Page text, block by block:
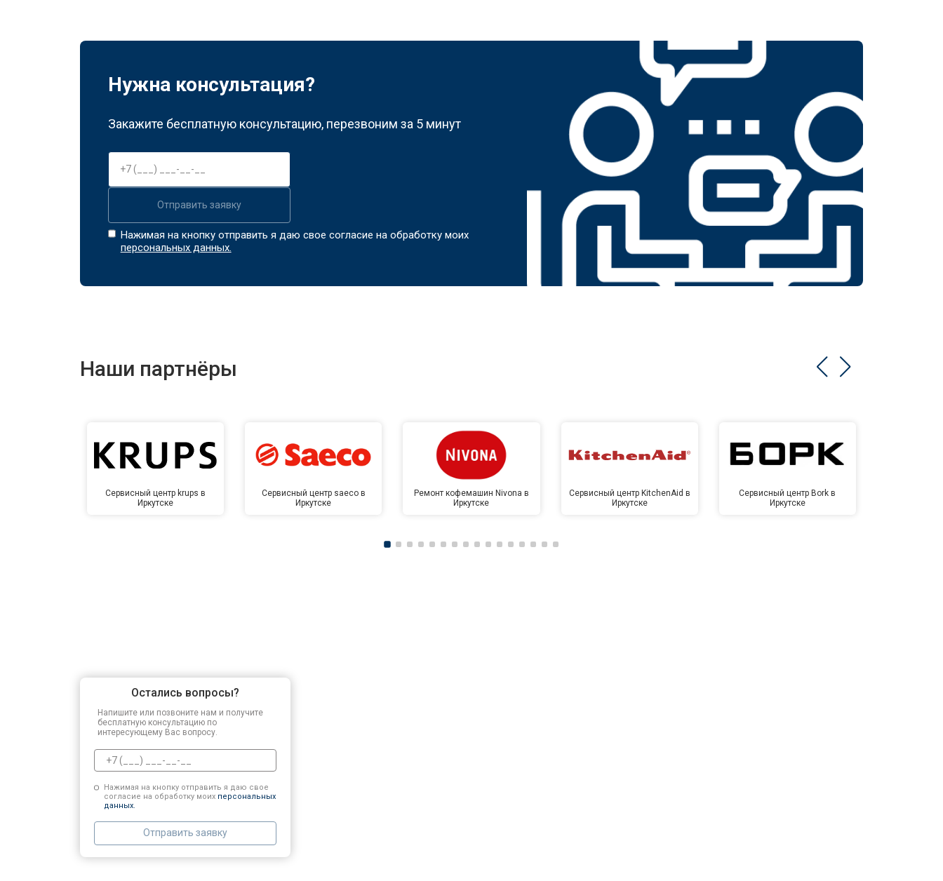
Нужна консультация?
Закажите бесплатную консультацию, перезвоним за 5 минут
Отправить заявку
Нажимая на кнопку отправить я даю свое согласие на обработку моих
персональных данных.
Наши партнёры
Сервисный центр krups в
Иркутске
Сервисный центр saeco в
Иркутске
Ремонт кофемашин Nivona в
Иркутске
Сервисный центр KitchenAid в
Иркутске
Сервисный центр Bork в
Иркутске
Остались вопросы?
Напишите или позвоните нам и получите
бесплатную консультацию по
интересующему Вас вопросу.
Нажимая на кнопку отправить я даю свое
согласие на обработку моих персональных
данных.
Отправить заявку